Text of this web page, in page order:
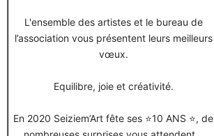
L'ensemble des artistes et le bureau de
l’association vous présentent leurs meilleurs
vœux.
Equilibre, joie et créativité.
En 2020 Seiziem’Art fête ses ⭐️10 ANS ⭐️, de